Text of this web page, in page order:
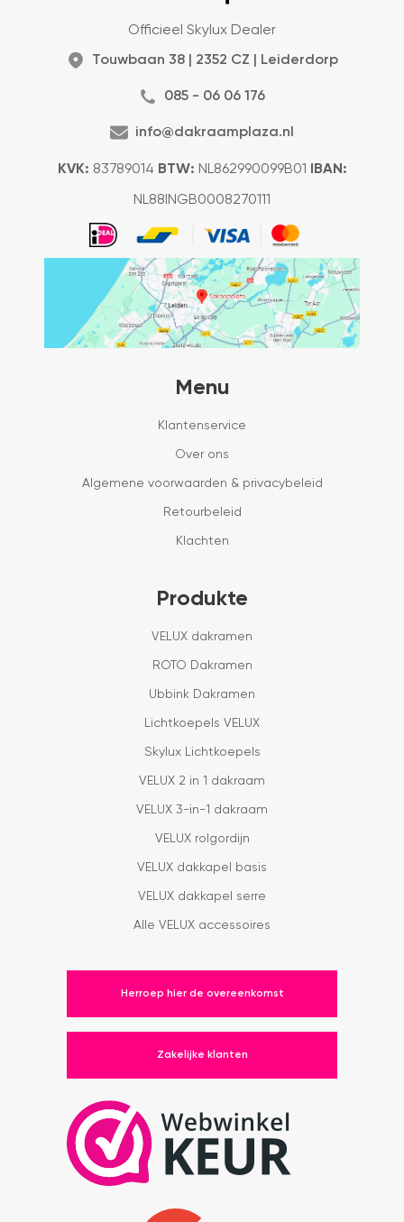
Officieel Skylux Dealer
Touwbaan 38 | 2352 CZ | Leiderdorp
085 - 06 06 176
info@dakraamplaza.nl
KVK: 83789014 BTW: NL862990099B01 IBAN:
NL88INGB0008270111
Menu
Klantenservice
Over ons
Algemene voorwaarden & privacybeleid
Retourbeleid
Klachten
Produkte
VELUX dakramen
ROTO Dakramen
Ubbink Dakramen
Lichtkoepels VELUX
Skylux Lichtkoepels
VELUX 2 in 1 dakraam
VELUX 3-in-1 dakraam
VELUX rolgordijn
VELUX dakkapel basis
VELUX dakkapel serre
Alle VELUX accessoires
Herroep hier de overeenkomst
Zakelijke klanten